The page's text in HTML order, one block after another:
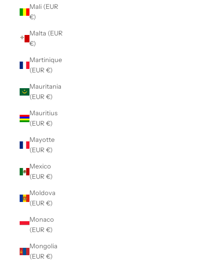
Mali (EUR
€)
Malta (EUR
€)
Martinique
(EUR €)
Mauritania
(EUR €)
Mauritius
(EUR €)
Mayotte
(EUR €)
Mexico
(EUR €)
Moldova
(EUR €)
Monaco
(EUR €)
Mongolia
(EUR €)